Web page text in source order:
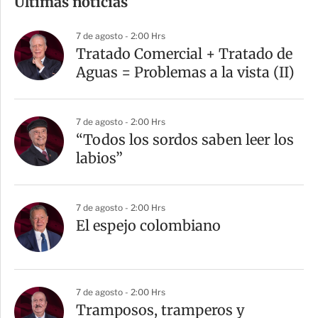
p
a
r
t
7 de agosto - 2:00 Hrs
Tratado Comercial + Tratado de
Aguas = Problemas a la vista (II)
7 de agosto - 2:00 Hrs
“Todos los sordos saben leer los
labios”
7 de agosto - 2:00 Hrs
El espejo colombiano
7 de agosto - 2:00 Hrs
Tramposos, tramperos y